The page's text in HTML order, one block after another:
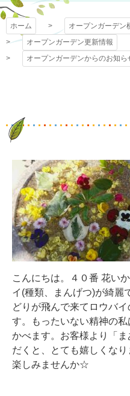
ホーム
オープンガーデン
オープンガーデン更新情報
オープンガーデンからのお知ら
こんにちは。４０番 花い
イ(種類、まんげつ)が綺麗
どりが飛んで来てロウバ
す。もったいない精神の
かべます。お客様より「
だくと、とても嬉しくな
楽しみませんか☆